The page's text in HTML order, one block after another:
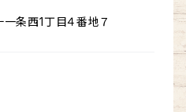
条西1丁目４番地７